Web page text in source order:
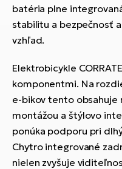
batéria plne
stabilitu a bezpečnosť
vzhľad.
Elektrobicykle
komponentmi. Na
e-bikov tento obsahuje
montážou a štýlovo
ponúka podporu pri
Chytro integrované
nielen zvyšuje